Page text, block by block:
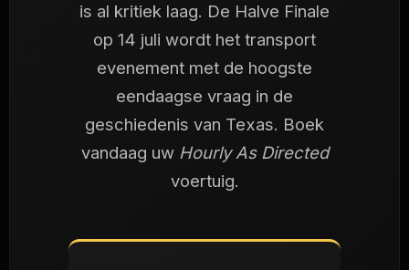
is al kritiek laag. De Halve Finale
op 14 juli wordt het transport
evenement met de hoogste
eendaagse vraag in de
geschiedenis van Texas. Boek
vandaag uw Hourly As Directed
voertuig.